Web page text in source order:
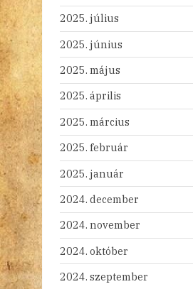
2025. július
2025. június
2025. május
2025. április
2025. március
2025. február
2025. január
2024. december
2024. november
2024. október
2024. szeptember